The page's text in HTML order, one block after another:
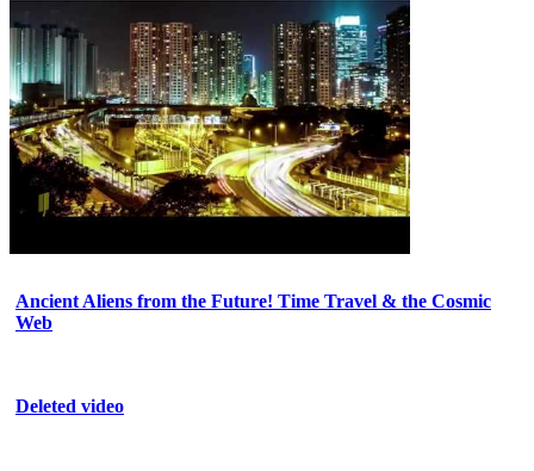
Ancient Aliens from the Future! Time Travel & the Cosmic
Web
Deleted video